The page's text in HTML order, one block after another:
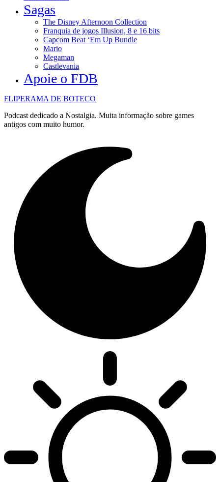
Sagas
The Disney Afternoon Collection
Franquia de jogos Illusion, 8 e 16 bits
Capcom Beat ‘Em Up Bundle
Mario
Megaman
Castlevania
Apoie o FDB
FLIPERAMA DE BOTECO
Podcast dedicado a Nostalgia. Muita informação sobre games
antigos com muito humor.